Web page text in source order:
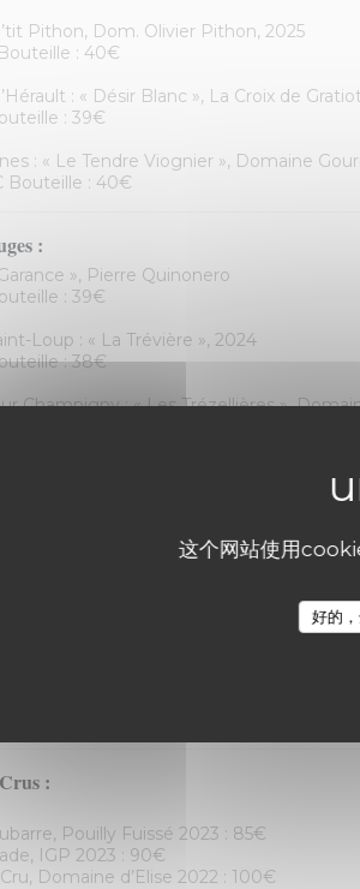
这个网站使用
好的
Pithon, Dom. Olivier Pithon, 2025
: 40€
: « Désir Blanc », La Croix de
: 39€
: « Le Tendre Viognier », Domaine
Bouteille : 40€
:
», Pierre Quinonero
: 39€
Loup : « La Trévière », 2024
: 38€
Champigny : « Les Trézellières »,
: 40€
Fuck My Wine », Mas Del Périé, Fabien
: 41€
: « Le Temps Des Copains », Vignobles
: 42€
:
de Beauregard », Boulard & Filles
: 65€
:
Pouilly Fuissé 2023 : 85€
IGP 2023 : 90€
Domaine d’Elise 2022 : 100€